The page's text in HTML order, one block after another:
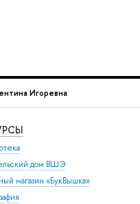
Игоревна
дом ВШЭ
магазин «БукВышка»